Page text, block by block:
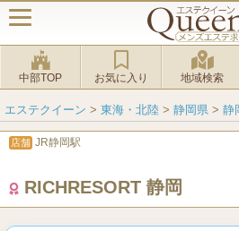
中部TOP お気に入り 地域検索
エステクイーン > 東海・北陸 > 静岡県 > 静
店舗 JR静岡駅
RICHRESORT 静岡